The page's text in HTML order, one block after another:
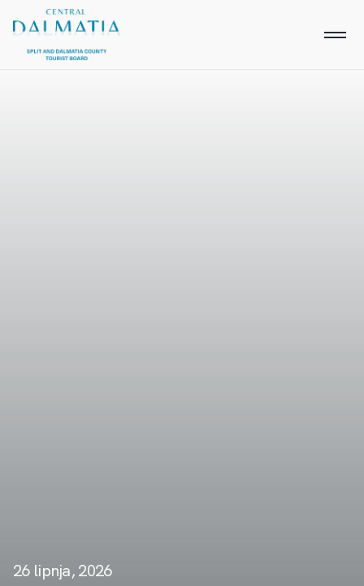
26 lipnja, 2026